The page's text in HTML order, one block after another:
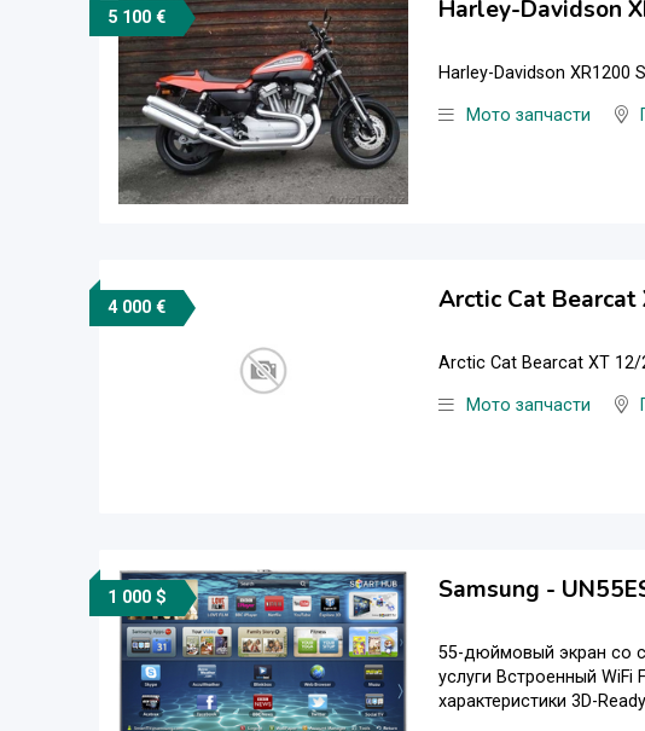
5 100 € Harley-Davidson
Harley-Davidson XR1200
Мото запчасти
4 000 € Arctic Cat Bearcat
Arctic Cat Bearcat XT
Мото запчасти
1 000 $ Samsung -
55-дюймовый экран со
услуги Встроенный
характеристики 3D-